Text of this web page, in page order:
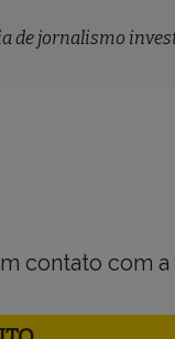
de jornalismo
contato com a